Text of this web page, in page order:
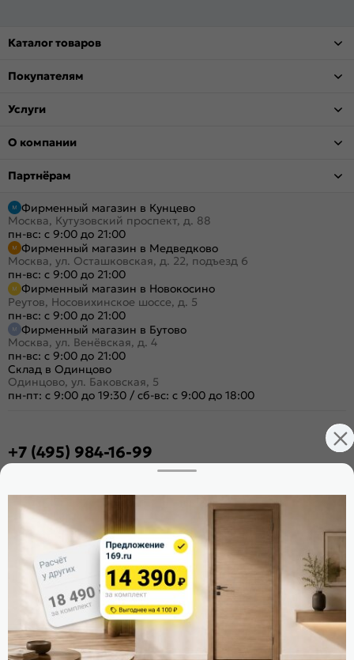
Каталог товаров
Покупателям
Услуги
О компании
Партнёрам
Фирменный магазин в Кунцево
Москва, Кутузовский проспект, д. 88
пн-вс: с 9:00 до 21:00
Фирменный магазин в Медведково
Москва, ул. Осташковская, д. 22, подъезд 6
пн-вс: с 9:00 до 21:00
Фирменный магазин в Новокосино
Реутов, Носовихинское шоссе, д. 5
пн-вс: с 9:00 до 21:00
Фирменный магазин в Бутово
Москва, ул. Венёвская, д. 4
пн-вс: с 9:00 до 21:00
Склад в Одинцово
Одинцово, ул. Баковская, 5
пн-пт: с 9:00 до 19:30 / сб-вс: с 9:00 до 18:00
+7 (495) 984-16-99
Поделиться
Оцените магазин
ИКС 1340